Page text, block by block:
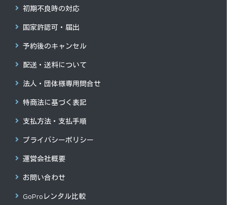
初期不良時の対応
国家許認可・届出
予約後のキャンセル
配送・送料について
法人・団体様専用問合せ
特商法に基づく表記
支払方法・支払手順
プライバシーポリシー
運営会社概要
お問い合わせ
GoProレンタル比較